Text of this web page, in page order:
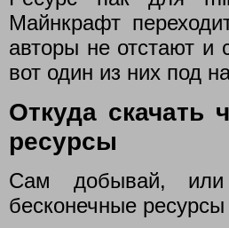
Майнкрафт
авторы не отстают и
вот один из них под
Откуда скачать
ресурсы
Сам добывай, или
бесконечные ресурсы